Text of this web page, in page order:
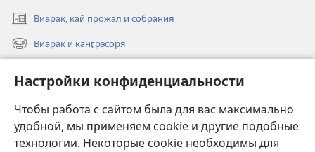
Настройки конфиденциальности
Чтобы работа с сайтом была для вас максимально
удобной, мы применяем cookie и другие подобные
технологии. Некоторые cookie необходимы для
Виарак, кай прожал и собрания
(открывается
в
новом
Виарак и канӷрэсоря
(открывается
в
новом
окне) Видео
Родэ